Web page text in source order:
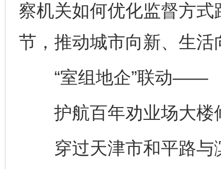
察机关如何优化监督方
节，推动城市向新、生活
“室组地企”联动——
护航百年劝业场大楼
穿过天津市和平路与